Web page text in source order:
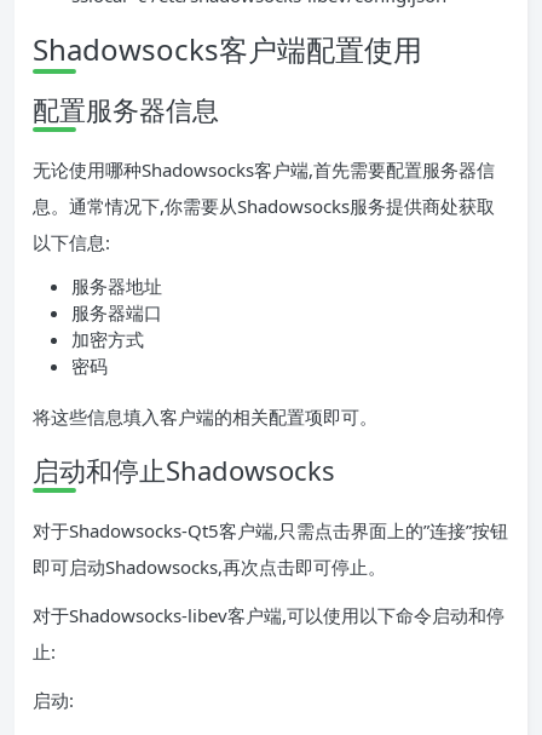
Shadowsocks客户端配置使用
配置服务器信息
无论使用哪种Shadowsocks客户端,首先需要配置服务器信
息。通常情况下,你需要从Shadowsocks服务提供商处获取
以下信息:
服务器地址
服务器端口
加密方式
密码
将这些信息填入客户端的相关配置项即可。
启动和停止Shadowsocks
对于Shadowsocks-Qt5客户端,只需点击界面上的”连接”按钮
即可启动Shadowsocks,再次点击即可停止。
对于Shadowsocks-libev客户端,可以使用以下命令启动和停
止:
启动: